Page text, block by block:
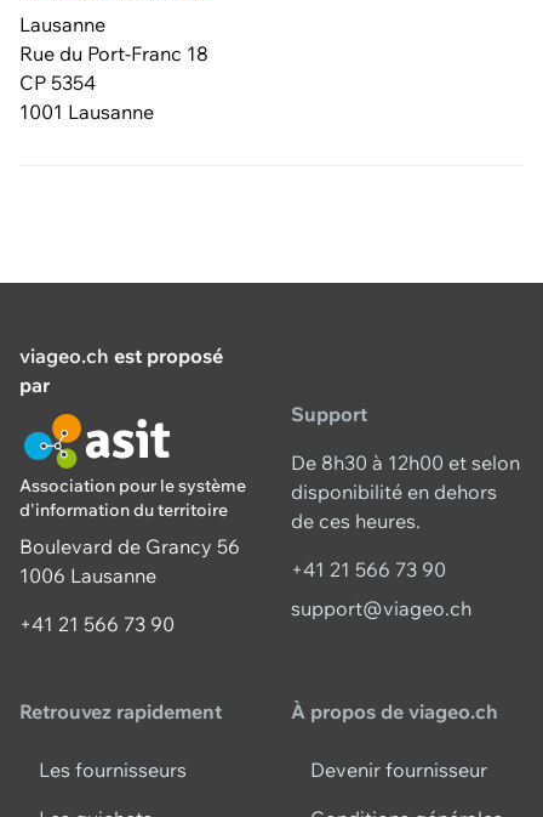
Lausanne
Rue du Port-Franc 18
CP 5354
1001 Lausanne
viageo.ch est proposé
par
Association pour le système
d'information du territoire
Boulevard de Grancy 56
1006 Lausanne
+41 21 566 73 90
Support
De 8h30 à 12h00 et selon
disponibilité en dehors
de ces heures.
+41 21 566 73 90
support@viageo.ch
Retrouvez rapidement
Les fournisseurs
À propos de viageo.ch
Devenir fournisseur